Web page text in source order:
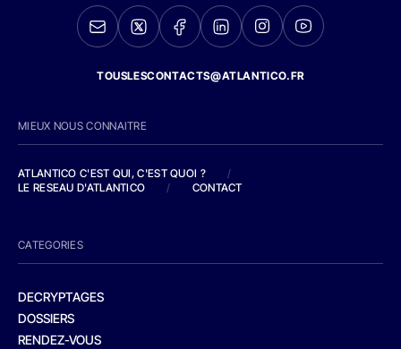
TOUSLESCONTACTS@ATLANTICO.FR
MIEUX NOUS CONNAITRE
ATLANTICO C'EST QUI, C'EST QUOI ?
/
LE RESEAU D'ATLANTICO
/ CONTACT
CATEGORIES
DECRYPTAGES
DOSSIERS
RENDEZ-VOUS